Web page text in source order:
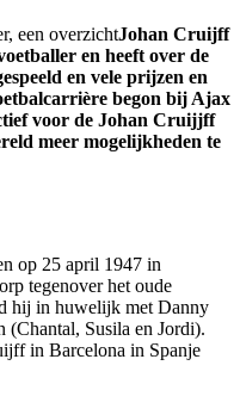
Johan Cruijff
en heeft over de
en vele prijzen en
begon bij Ajax
voor de Johan Cruijjff
meer mogelijkheden te
op 25 april 1947 in
tegenover het oude
hij in huwelijk met Danny
(Chantal, Susila en Jordi).
in Barcelona in Spanje